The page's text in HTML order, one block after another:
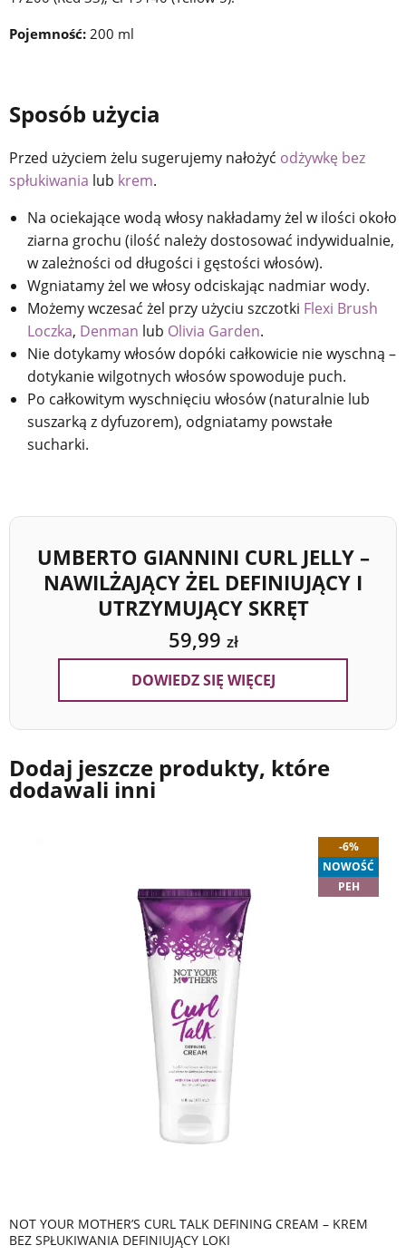
Pojemność: 200 ml
Sposób użycia
Przed użyciem żelu sugerujemy nałożyć odżywkę bez
spłukiwania lub krem.
Na ociekające wodą włosy nakładamy żel w ilości około
ziarna grochu (ilość należy dostosować indywidualnie,
w zależności od długości i gęstości włosów).
Wgniatamy żel we włosy odciskając nadmiar wody.
Możemy wczesać żel przy użyciu szczotki Flexi Brush
Loczka, Denman lub Olivia Garden.
Nie dotykamy włosów dopóki całkowicie nie wyschną –
dotykanie wilgotnych włosów spowoduje puch.
Po całkowitym wyschnięciu włosów (naturalnie lub
suszarką z dyfuzorem), odgniatamy powstałe
sucharki.
UMBERTO GIANNINI CURL JELLY –
NAWILŻAJĄCY ŻEL DEFINIUJĄCY I
UTRZYMUJĄCY SKRĘT
59,99 zł
DOWIEDZ SIĘ WIĘCEJ
Dodaj jeszcze produkty, które
dodawali inni
-6%
NOWOŚĆ
PEH
NOT YOUR MOTHER’S CURL TALK DEFINING CREAM – KREM
BEZ SPŁUKIWANIA DEFINIUJĄCY LOKI